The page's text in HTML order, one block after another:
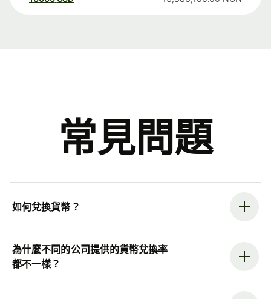
常見問題
如何兌換貨幣？
為什麼不同的公司提供的貨幣兌換率
都不一樣？